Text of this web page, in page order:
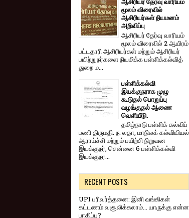
மூலம் விரைவில்
ஆசிரியர்கள் நியமனம்
அறிவிப்பு
ஆசிரியர் தேர்வு வாரி​யம்
மூலம் விரை​வில் 2 ஆயிரம்
பட்​ட​தாரி ஆசிரியர்​கள் மற்​றும் ஆசிரியர்
பயிற்றுநர்​களை நியமிக்க பள்​ளிக்​கல்​வித்​
துறை ம...
பள்ளிக்கல்வி
இயக்குநராக முழு
கூடுதல் பொறுப்பு
வழங்குதல் ஆணை
வெளியீடு.
தமிழ்நாடு பள்ளிக் கல்விப்
பணி திருமதி. ந. லதா, மாநிலக் கல்வியியல்
ஆராய்ச்சி மற்றும் பயிற்சி நிறுவன
இயக்குநர், சென்னை 6 பள்ளிக்கல்வி
இயக்குநர...
RECENT POSTS
UPI பரிவர்த்தனை: இனி வங்கிகள்
கட்டணம் வசூலிக்கலாம்... யாருக்கு என்ன
பாதிப்பு?